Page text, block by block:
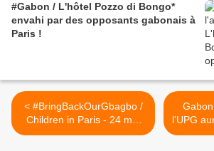
#Gabon / L'hôtel Pozzo di Bongo*
envahi par des opposants gabonais à
Paris !
< #BringBackOurGbagbo /
Children in Paris - 24 mai
2014
l'UPG